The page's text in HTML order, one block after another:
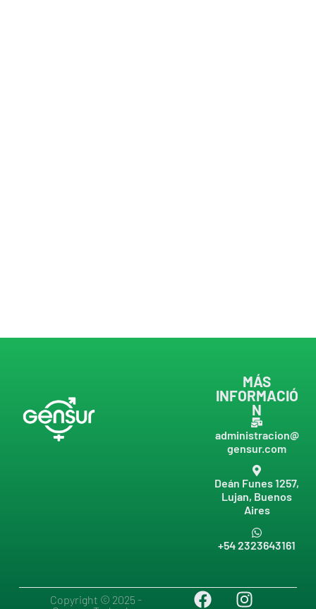
MÁS
INFORMACIÓ
N
administracion@
gensur.com
Deán Funes 1257,
Lujan, Buenos
Aires
+54 2323643161
Copyright © 2025 -